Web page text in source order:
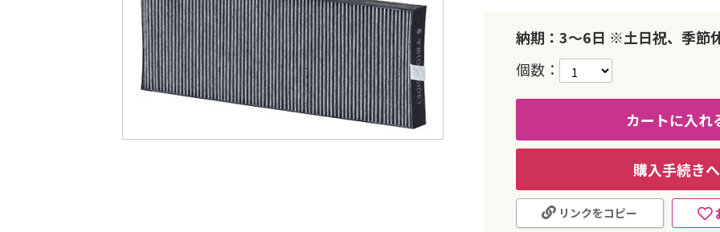
納期：3～6日 ※土日祝、季節
個数
カートに入れ
購入手続きへ
リンクをコピー